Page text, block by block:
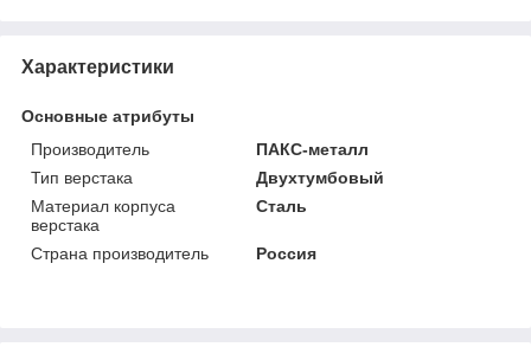
Характеристики
Основные атрибуты
Производитель
ПАКС-металл
Тип верстака
Двухтумбовый
Материал корпуса
верстака
Сталь
Страна производитель Россия